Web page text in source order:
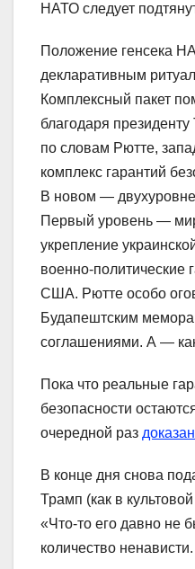
НАТО следует
Положение генсека
декларативным
Комплексный пакет
благодаря
по словам Рютте,
комплекс гарантий
В новом —
Первый уровень —
укрепление
военно-политические
США. Рютте особо
Будапештским
соглашениями. А —
Пока что реальные
безопасности
очередной раз
В конце дня снова
Трамп (как в
«Что-то его давно не
количество